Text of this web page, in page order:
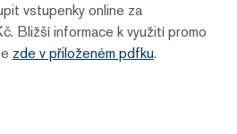
vstupenky online za
Bližší informace k využití promo
zde v přiloženém pdfku.